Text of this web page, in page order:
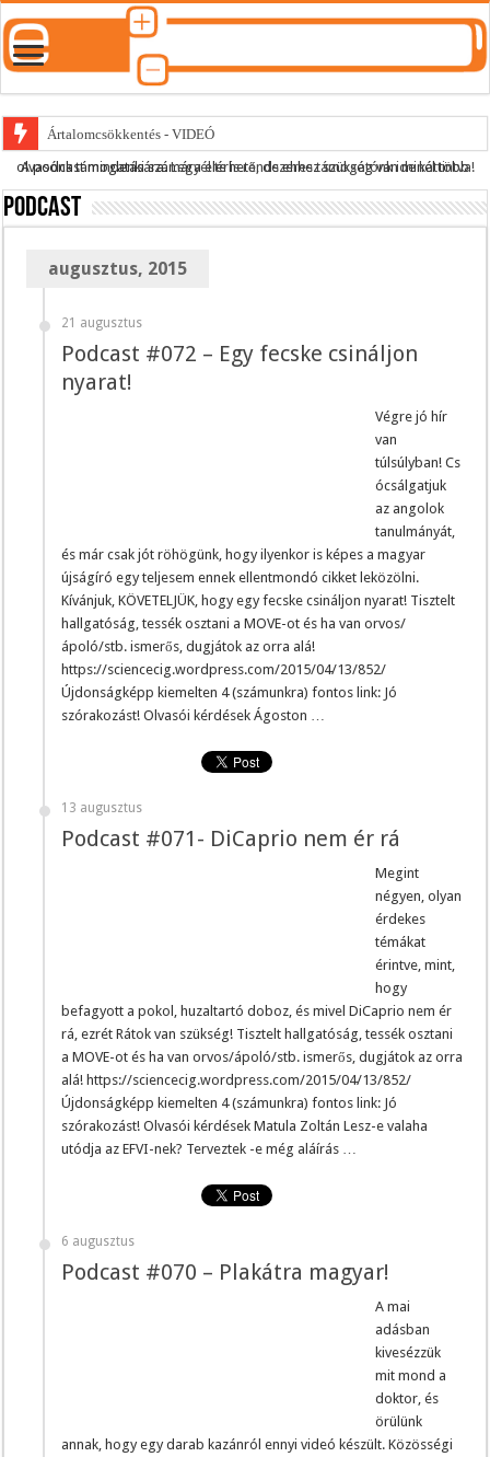
Ártalomcsökkentés - VIDEÓ
E-cigi használati szokások 2.0
Android Podcast alkalmazás letöltése
A podcast mindenki számára elérhető, de ehhez szükség van minél több olvasónk támogatására.Legyél te is rendszeres támogatónk ide kattintva!
Podcast
augusztus, 2015
21 augusztus
Podcast #072 – Egy fecske csináljon
nyarat!
Végre jó hír
van
túlsúlyban! Cs
ócsálgatjuk
az angolok
tanulmányát,
és már csak jót röhögünk, hogy ilyenkor is képes a magyar
újságíró egy teljesem ennek ellentmondó cikket leközölni.
Kívánjuk, KÖVETELJÜK, hogy egy fecske csináljon nyarat! Tisztelt
hallgatóság, tessék osztani a MOVE-ot és ha van orvos/
ápoló/stb. ismerős, dugjátok az orra alá!
https://sciencecig.wordpress.com/2015/04/13/852/
Újdonságképp kiemelten 4 (számunkra) fontos link: Jó
szórakozást! Olvasói kérdések Ágoston …
13 augusztus
Podcast #071- DiCaprio nem ér rá
Megint
négyen, olyan
érdekes
témákat
érintve, mint,
hogy
befagyott a pokol, huzaltartó doboz, és mivel DiCaprio nem ér
rá, ezrét Rátok van szükség! Tisztelt hallgatóság, tessék osztani
a MOVE-ot és ha van orvos/ápoló/stb. ismerős, dugjátok az orra
alá! https://sciencecig.wordpress.com/2015/04/13/852/
Újdonságképp kiemelten 4 (számunkra) fontos link: Jó
szórakozást! Olvasói kérdések Matula Zoltán Lesz-e valaha
utódja az EFVI-nek? Terveztek -e még aláírás …
6 augusztus
Podcast #070 – Plakátra magyar!
A mai
adásban
kivesézzük
mit mond a
doktor, és
örülünk
annak, hogy egy darab kazánról ennyi videó készült. Közösségi